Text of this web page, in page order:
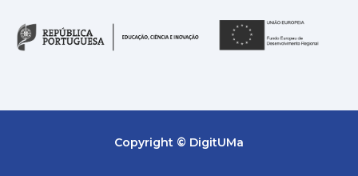
República Portuguesa
Copyright © DigitUMa